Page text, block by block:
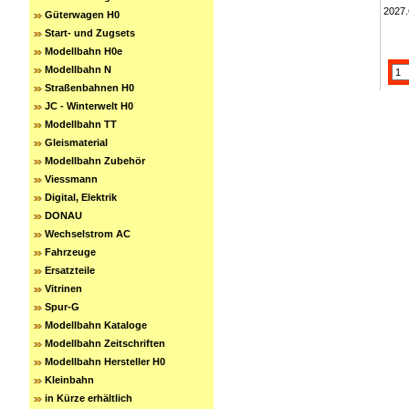
Güterwagen H0
Start- und Zugsets
Modellbahn H0e
Modellbahn N
Straßenbahnen H0
JC - Winterwelt H0
Modellbahn TT
Gleismaterial
Modellbahn Zubehör
Viessmann
Digital, Elektrik
DONAU
Wechselstrom AC
Fahrzeuge
Ersatzteile
Vitrinen
Spur-G
Modellbahn Kataloge
Modellbahn Zeitschriften
Modellbahn Hersteller H0
Kleinbahn
in Kürze erhältlich